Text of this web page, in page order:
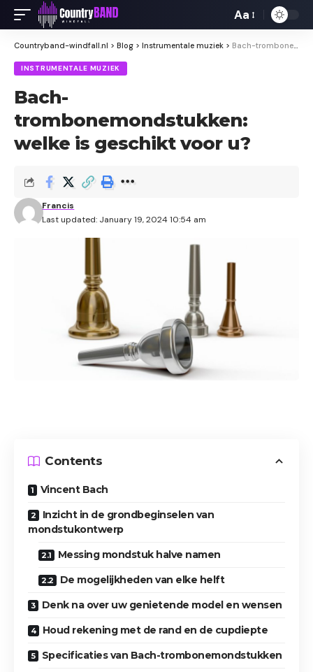
Font
Resizer
Aa
Countryband-windfall.nl > Blog > Instrumentale muziek > Bach-trombonemondstukken: welke is geschikt voor u?
INSTRUMENTALE MUZIEK
Bach-
trombonemondstukken:
welke is geschikt voor u?
Last updated: January 19, 2024 10:54 am
Francis
Contents
Vincent Bach
Inzicht in de grondbeginselen van
mondstukontwerp
Messing mondstuk halve namen
De mogelijkheden van elke helft
Denk na over uw genietende model en wensen
Houd rekening met de rand en de cupdiepte
Specificaties van Bach-trombonemondstukken